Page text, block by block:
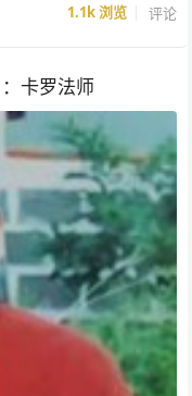
1.1k浏览 评论
卡罗法师